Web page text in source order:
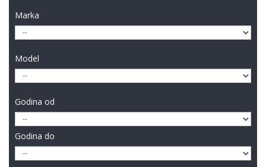
Marka
Model
Godina od
Godina do